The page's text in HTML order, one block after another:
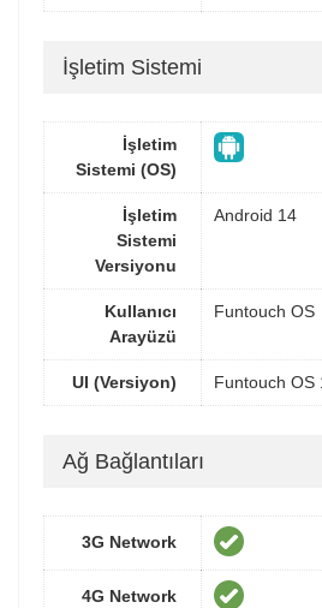
İşletim Sistemi
İşletim
Sistemi (OS)
İşletim
Sistemi
Versiyonu
Android 14
Kullanıcı
Arayüzü
Funtouch OS
UI (Versiyon) Funtouch OS
Ağ Bağlantıları
3G Network
4G Network